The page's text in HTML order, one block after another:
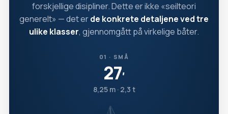
forskjellige disipliner. Dette er ikke «seilteori
generelt» — det erde konkrete detaljene ved tre
ulike klasser, gjennomgått på virkelige båter.
01 · SMÅ
27′
8,25 m · 2,3 t